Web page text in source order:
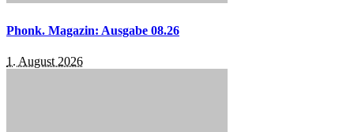
Phonk. Magazin: Ausgabe 08.26
1. August 2026